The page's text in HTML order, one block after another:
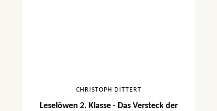
CHRISTOPH DITTERT
Leselöwen 2. Klasse - Das Versteck der